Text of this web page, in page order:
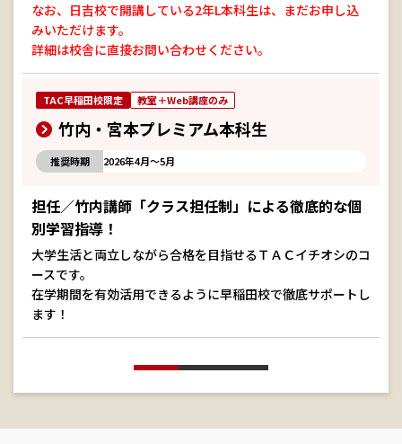
なお、日吉校で開講している2年L本科生は、まだお申し込
みいただけます。
詳細は校舎に直接お問い合わせください。
TAC早稲田校限定 教室＋Web講座のみ
竹内・宮本プレミアム本科生
推奨時期 2026年4月～5月
担任／竹内講師「クラス担任制」による徹底的な個
別学習指導！
大学生活と両立しながら合格を目指せるＴＡＣイチオシのコ
ースです。
在学期間を有効活用できるように早稲田校で徹底サポートし
ます！